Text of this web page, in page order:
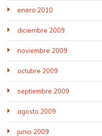
enero 2010
diciembre 2009
noviembre 2009
octubre 2009
septiembre 2009
agosto 2009
junio 2009